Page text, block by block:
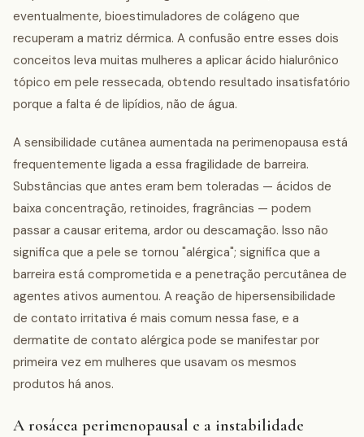
eventualmente, bioestimuladores de colágeno que
recuperam a matriz dérmica. A confusão entre esses dois
conceitos leva muitas mulheres a aplicar ácido hialurônico
tópico em pele ressecada, obtendo resultado insatisfatório
porque a falta é de lipídios, não de água.
A sensibilidade cutânea aumentada na perimenopausa está
frequentemente ligada a essa fragilidade de barreira.
Substâncias que antes eram bem toleradas — ácidos de
baixa concentração, retinoides, fragrâncias — podem
passar a causar eritema, ardor ou descamação. Isso não
significa que a pele se tornou "alérgica"; significa que a
barreira está comprometida e a penetração percutânea de
agentes ativos aumentou. A reação de hipersensibilidade
de contato irritativa é mais comum nessa fase, e a
dermatite de contato alérgica pode se manifestar por
primeira vez em mulheres que usavam os mesmos
produtos há anos.
A rosácea perimenopausal e a instabilidade